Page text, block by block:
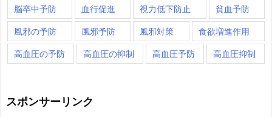
脳卒中予防 血行促進 視力低下防止 貧血予防
風邪の予防 風邪予防 風邪対策 食欲増進作用
高血圧の予防 高血圧の抑制 高血圧予防 高血圧抑制
スポンサーリンク